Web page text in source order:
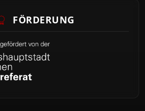
FÖRDERUNG